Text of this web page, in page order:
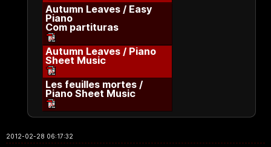
Autumn Leaves / Easy
Piano
Com partituras
Autumn Leaves / Piano
Sheet Music
Les feuilles mortes /
Piano Sheet Music
2012-02-28 06:17:32